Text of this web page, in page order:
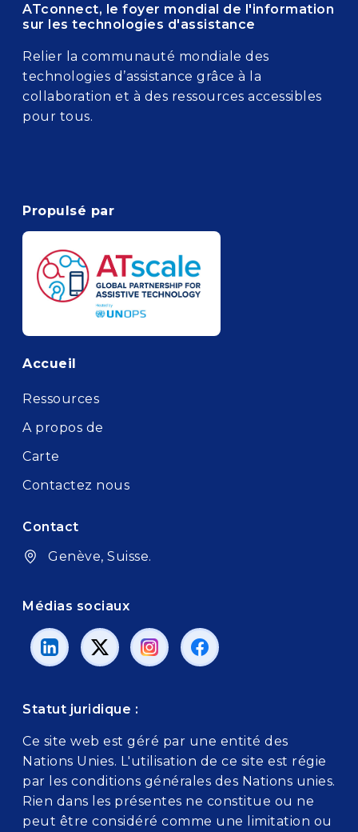
ATconnect, le foyer mondial de l'information
sur les technologies d'assistance
Relier la communauté mondiale des
technologies d’assistance grâce à la
collaboration et à des ressources accessibles
pour tous.
Propulsé par
Footer
Accueil
Ressources
A propos de
Carte
Contactez nous
Contact
Genève, Suisse.
Médias sociaux
Statut juridique :
Ce site web est géré par une entité des
Nations Unies. L'utilisation de ce site est régie
par les conditions générales des Nations unies.
Rien dans les présentes ne constitue ou ne
peut être considéré comme une limitation ou